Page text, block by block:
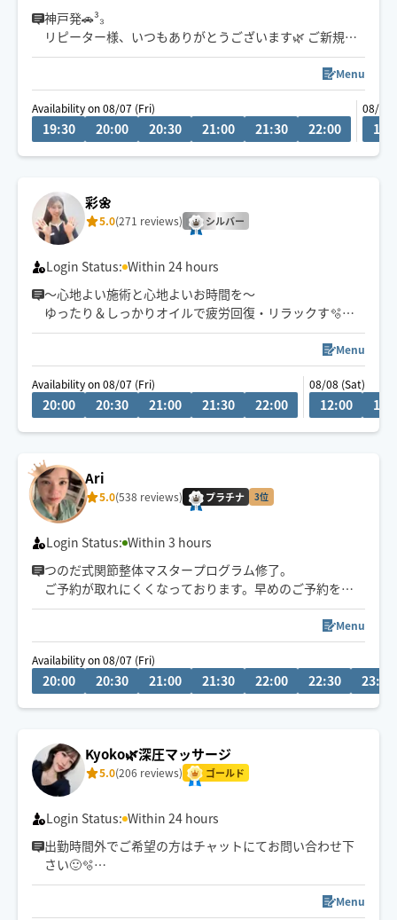
神戸発🚗³₃
リピーター様、いつもありがとうございます🌿 ご新規様
も大歓迎です😊
疲れやコリが気になる方は揉みほぐし＋オイルがオスス
メです️🫧
手が温かくて気持ちいいとご好評いただいています🤲✨
ぜひ一度ご体感ください️🫧
Menu
Availability on 08/07 (Fri)
19:30 20:00 20:30 21:00 21:30 22:00
08/08
彩🌼
5.0(271 reviews) シルバー
Login Status: Within 24 hours
〜心地よい施術と心地よいお時間を〜
ゆったり＆しっかりオイルで疲労回復・リラックす🫧
福島区・北区・中央区・西区
淀川区（新大阪のみ）
レンタルルームNG🙇
絡下さい◡̈ ✉️🌼
時間によってはお伺いできる時もありますのでお問い合
わせいただけますと嬉しいです☺️
Menu
Availability on 08/07 (Fri)
20:00 20:30 21:00 21:30 22:00
08/08 (Sat)
12:00
Ari
5.0(538 reviews) プラチナ 3位
Login Status: Within 3 hours
つのだ式関節整体マスタープログラム修了。
ご予約が取れにくくなっております。早めのご予約をお
勧めしています。
びっくりするくらい強押しに感じるかもしれませんが、
凝り固まった部分をピンポイントでほぐす時に感じる圧
です。頑固な凝りをほぐしてスッキリしたい方、是非ご
Menu
Availability on 08/07 (Fri)
20:00 20:30 21:00 21:30 22:00 22:30 23:00
Kyoko🌿深圧マッサージ
5.0(206 reviews) ゴールド
Login Status: Within 24 hours
出勤時間外でご希望の方はチャットにてお問い合わせ下
さい🙂🫧
Menu